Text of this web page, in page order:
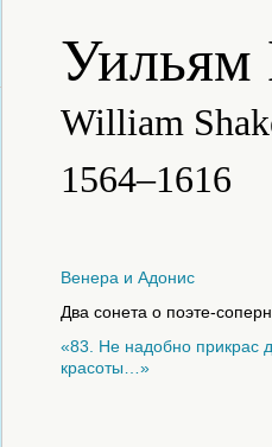
William
1564–1616
Венера и Адонис
Два сонета о поэте-
«83. Не надобно прикрас
красоты…»